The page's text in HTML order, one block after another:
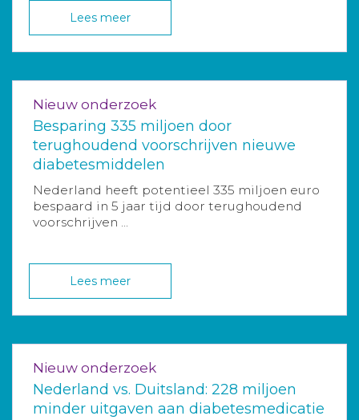
Lees meer
Nieuw onderzoek
Besparing 335 miljoen door
terughoudend voorschrijven nieuwe
diabetesmiddelen
Nederland heeft potentieel 335 miljoen euro
bespaard in 5 jaar tijd door terughoudend
voorschrijven ...
Lees meer
Nieuw onderzoek
Nederland vs. Duitsland: 228 miljoen
minder uitgaven aan diabetesmedicatie